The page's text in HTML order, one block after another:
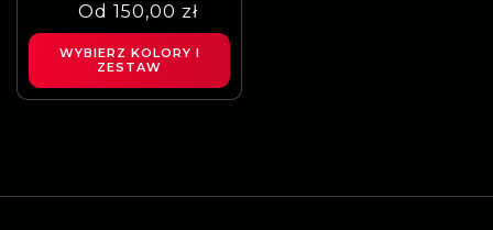
Cena
regularna
Cena
sprzedaży
Od 150,00 zł
WYBIERZ KOLORY I
ZESTAW